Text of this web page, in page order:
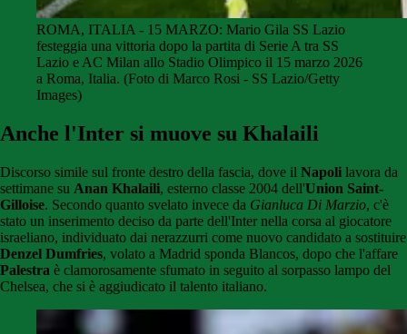
ROMA, ITALIA - 15 MARZO: Mario Gila SS Lazio
festeggia una vittoria dopo la partita di Serie A tra SS
Lazio e AC Milan allo Stadio Olimpico il 15 marzo 2026
a Roma, Italia. (Foto di Marco Rosi - SS Lazio/Getty
Images)
Anche l'Inter si muove su Khalaili
Discorso simile sul fronte destro della fascia, dove il Napoli lavora da
settimane su Anan Khalaili, esterno classe 2004 dell'Union Saint-
Gilloise. Secondo quanto svelato invece da Gianluca Di Marzio, c'è
stato un inserimento deciso da parte dell'Inter nella corsa al giocatore
israeliano, individuato dai nerazzurri come nuovo candidato a sostituire
Denzel Dumfries, volato a Madrid sponda Blancos, dopo che l'affare
Palestra è clamorosamente sfumato in seguito al sorpasso lampo del
Chelsea, che si è aggiudicato il talento italiano.